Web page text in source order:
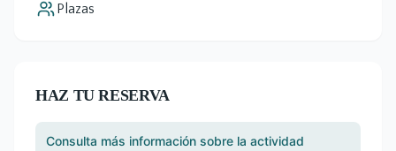
Plazas
HAZ TU RESERVA
Consulta más información sobre la actividad